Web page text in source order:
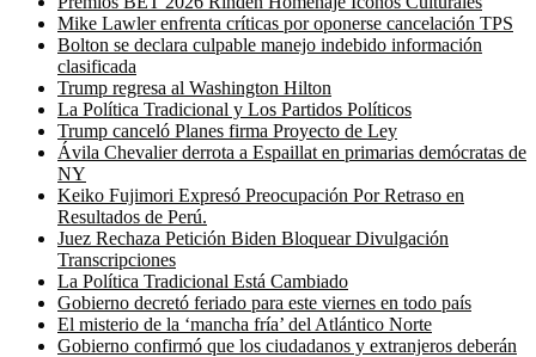
Mike Lawler enfrenta críticas por oponerse cancelación TPS
Bolton se declara culpable manejo indebido información
clasificada
Trump regresa al Washington Hilton
La Política Tradicional y Los Partidos Políticos
Trump canceló Planes firma Proyecto de Ley
Ávila Chevalier derrota a Espaillat en primarias demócratas de
NY
Keiko Fujimori Expresó Preocupación Por Retraso en
Resultados de Perú.
Juez Rechaza Petición Biden Bloquear Divulgación
Transcripciones
La Política Tradicional Está Cambiado
Gobierno decretó feriado para este viernes en todo país
El misterio de la ‘mancha fría’ del Atlántico Norte
Gobierno confirmó que los ciudadanos y extranjeros deberán